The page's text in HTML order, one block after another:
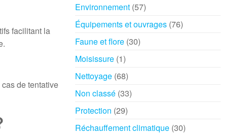
facilitant la
de tentative
Environnement(57)
Équipements et ouvrages(76)
Faune et flore(30)
Moisissure(1)
Nettoyage(68)
Non classé(33)
Protection (29)
Réchauffement climatique(30)